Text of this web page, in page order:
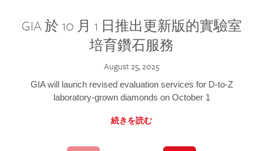
GIA 於 10 月 1 日推出更新版的實驗室
培育鑽石服務
August 25, 2025
GIA will launch revised evaluation services for D-to-Z
laboratory-grown diamonds on October 1
続きを読む